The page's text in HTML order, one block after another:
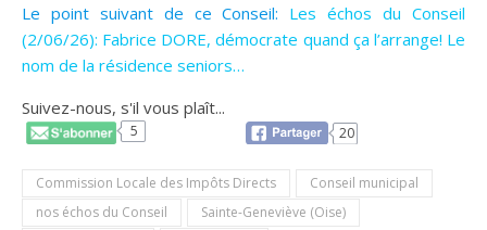
Le point suivant de ce Conseil: Les échos du Conseil
(2/06/26): Fabrice DORE, démocrate quand ça l’arrange! Le
nom de la résidence seniors…
Suivez-nous, s'il vous plaît...
5 20
Commission Locale des Impôts Directs
Conseil municipal
nos échos du Conseil
Sainte-Geneviève (Oise)